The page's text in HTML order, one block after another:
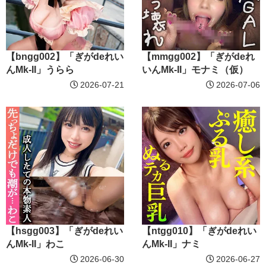
【bngg002】「ぎがdeれい
んMk-II」うらら
2026-07-21
【mmgg002】「ぎがdeれ
いんMk-II」モナミ（仮）
2026-07-06
【hsgg003】「ぎがdeれい
んMk-II」わこ
2026-06-30
【ntgg010】「ぎがdeれい
んMk-II」ナミ
2026-06-27